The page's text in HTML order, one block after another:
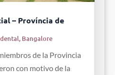
– Província de
, Bangalore
de la Provincia
con motivo de la